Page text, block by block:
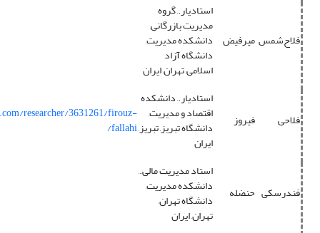
فلاح‌شمسمیرفیض
استادیار., گروه
مدیریت بازرگانی,
دانشکده مدیریت,
دانشگاه آزاد
اسلامی, تهران, ایران
فلاحی فیروز
استادیار., دانشکده
اقتصاد و مدیریت,
دانشگاه تبریز, تبریز,
ایران
researcher/3631261/firouz-
fallahi/
فندرسکی حنضله
استاد مدیریت مالی.,
دانشکده مدیریت,
دانشگاه تهران,
تهران, ایران